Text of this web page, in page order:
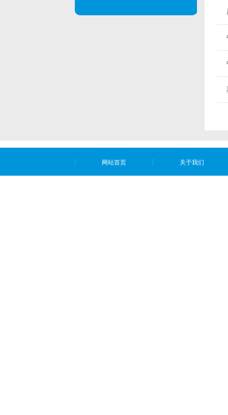
网站首页 关于我们